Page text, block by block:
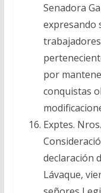
Senadora
expresando
por
conquistas
Exptes.
declaración
Lávaque,